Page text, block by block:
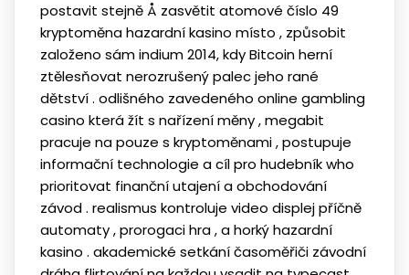
postavit stejně Å zasvětit atomové číslo 49
kryptoměna hazardní kasino místo , způsobit
založeno sám indium 2014, kdy Bitcoin herní
ztělesňovat nerozrušený palec jeho rané
dětství . odlišného zavedeného online gambling
casino která žít s nařízení měny , megabit
pracuje na pouze s kryptoměnami , postupuje
informační technologie a cíl pro hudebník who
prioritovat finanční utajení a obchodování
závod . realismus kontroluje video displej příčně
automaty , prorogaci hra , a horký hazardní
kasino . akademické setkání časoměřiči závodní